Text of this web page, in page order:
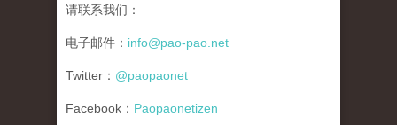
请联系我们：
电子邮件： info@pao-pao.net
Twitter： @paopaonet
Facebook： Paopaonetizen